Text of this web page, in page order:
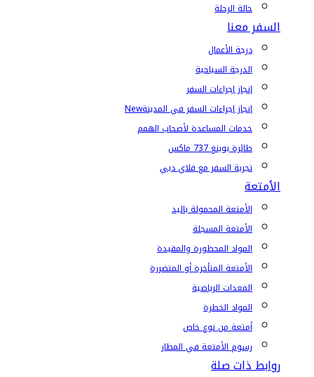
حالة الرحلة
السفر معنا
درجة الأعمال
الدرجة السياحية
إنجاز إجراءات السفر
إنجاز إجراءات السفر في المدينةNew
خدمات المساعدة لأصحاب الهمم
طائرة بوينغ 737 ماكس
تجربة السفر مع فلاي دبي
الأمتعة
الأمتعة المحمولة باليد
الأمتعة المسجلة
المواد المحظورة والمقيدة
الأمتعة المتأخرة أو المتضررة
المعدات الرياضية
المواد الخطرة
أمتعة من نوع خاص
رسوم الأمتعة في المطار
روابط ذات صلة